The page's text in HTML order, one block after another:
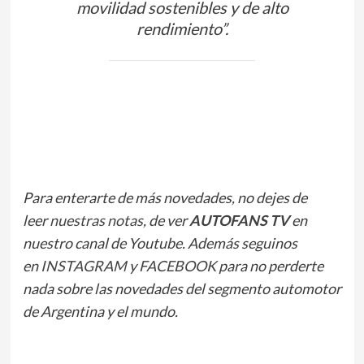
movilidad sostenibles y de alto
rendimiento”.
Para enterarte de más novedades, no dejes de
leernuestras notas, de ver AUTOFANS TVen
nuestro canal de Youtube. Además seguinos
enINSTAGRAMyFACEBOOKpara no perderte
nada sobre las novedades del segmento automotor
de Argentina y el mundo.